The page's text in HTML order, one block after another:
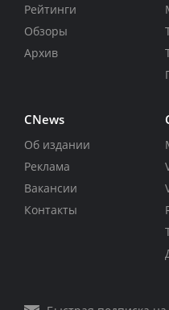
Рейтинги
Обзоры
Архив
CNews
Об издании
Реклама
Вакансии
Контакты